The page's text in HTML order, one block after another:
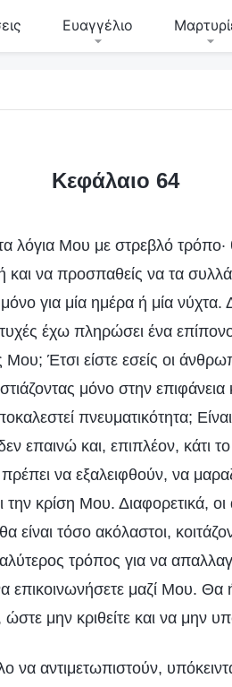
Ευαγγέλιο
Κεφάλαιο 64
λόγια Μου με στρεβλό
και να προσπαθείς να τα
για μία ημέρα ή μία νύχτα.
έχω πληρώσει ένα
Μου; Έτσι είστε εσείς οι
μόνο στην επιφάνεια
πνευματικότητα;
επαινώ και, επιπλέον, κάτι
να εξαλειφθούν, να
κρίση Μου. Διαφορετικά, οι
είναι τόσο ακόλαστοι,
τρόπος για να
επικοινωνήσετε μαζί Μου. Θα
μην κριθείτε και να μην
να αντιμετωπιστούν,